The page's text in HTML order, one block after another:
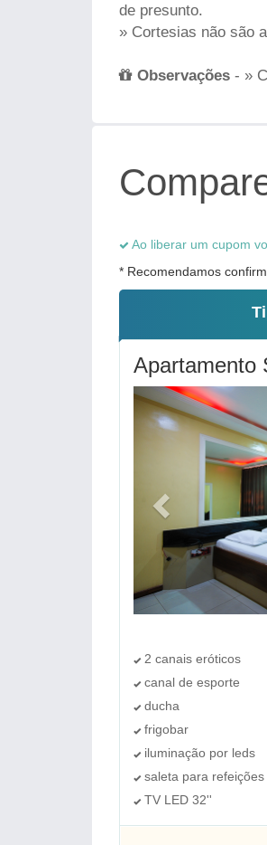
de presunto.
» Cortesias não são
Observações - »
Ao liberar um cupom
* Recomendamos
Apartamento
2 canais eróticos
canal de esporte
ducha
frigobar
iluminação por leds
saleta para refeições
TV LED 32''